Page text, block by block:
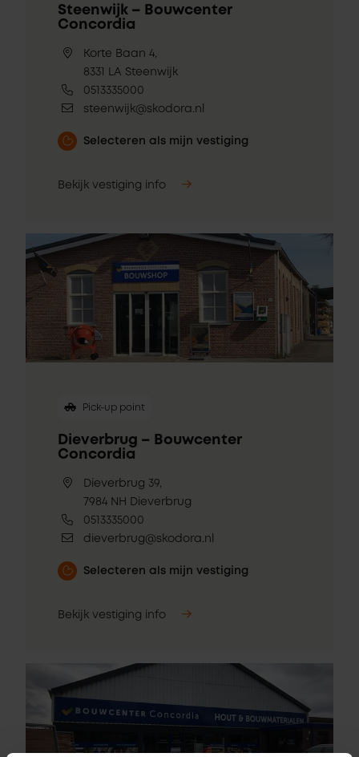
Steenwijk – Bouwcenter
Concordia
Korte Baan 4,
8331 LA Steenwijk
0513335000
steenwijk@skodora.nl
Selecteren als mijn vestiging
Bekijk vestiging info
Pick-up point
Dieverbrug – Bouwcenter
Concordia
Dieverbrug 39,
7984 NH Dieverbrug
0513335000
dieverbrug@skodora.nl
Selecteren als mijn vestiging
Bekijk vestiging info